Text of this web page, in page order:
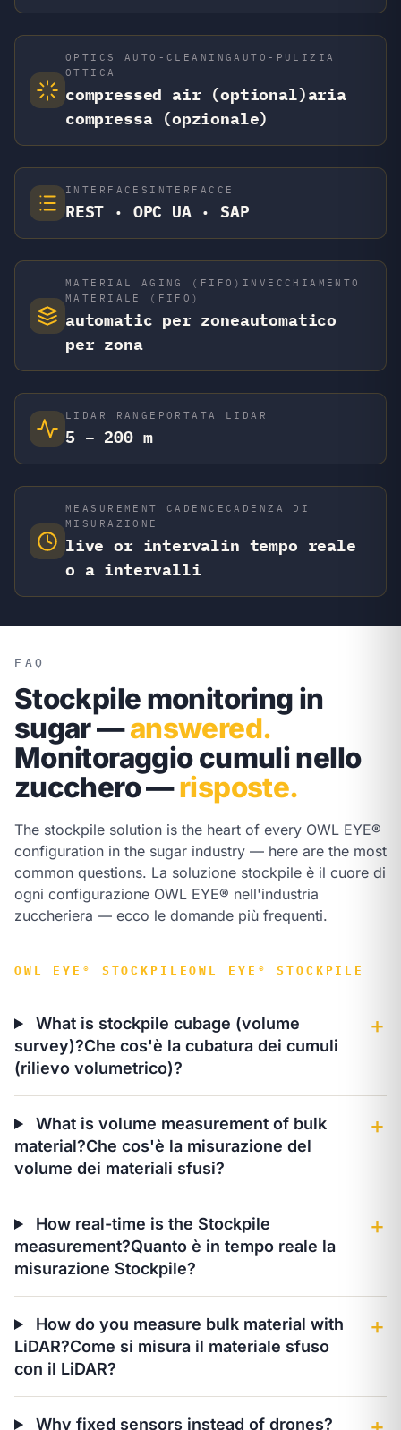
OPTICS AUTO-CLEANINGAUTO-PULIZIA
OTTICA
compressed air (optional)aria
compressa (opzionale)
INTERFACES INTERFACCE
REST · OPC UA · SAP
MATERIAL AGING (FIFO) INVECCHIAMENTO
MATERIALE (FIFO)
automatic per zoneautomatico
per zona
LIDAR RANGE PORTATA LIDAR
5 – 200 m
MEASUREMENT CADENCE CADENZA DI
MISURAZIONE
live or intervalin tempo reale
o a intervalli
FAQ
Stockpile monitoring in
sugar —answered.
Monitoraggio cumuli nello
zucchero —risposte.
The stockpile solution is the heart of every OWL EYE®
configuration in the sugar industry — here are the most
common questions. La soluzione stockpile è il cuore di
ogni configurazione OWL EYE® nell'industria
zuccheriera — ecco le domande più frequenti.
OWL EYE® STOCKPILEOWL EYE® STOCKPILE
What is stockpile cubage (volume
survey)?Che cos'è la cubatura dei cumuli
(rilievo volumetrico)?
＋
What is volume measurement of bulk
material?Che cos'è la misurazione del
volume dei materiali sfusi?
＋
How real-time is the Stockpile
measurement?Quanto è in tempo reale la
misurazione Stockpile?
＋
How do you measure bulk material with
LiDAR?Come si misura il materiale sfuso
con il LiDAR?
＋
Why fixed sensors instead of drones?